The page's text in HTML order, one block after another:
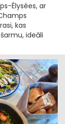
Élysées, ar
kas
ideāli